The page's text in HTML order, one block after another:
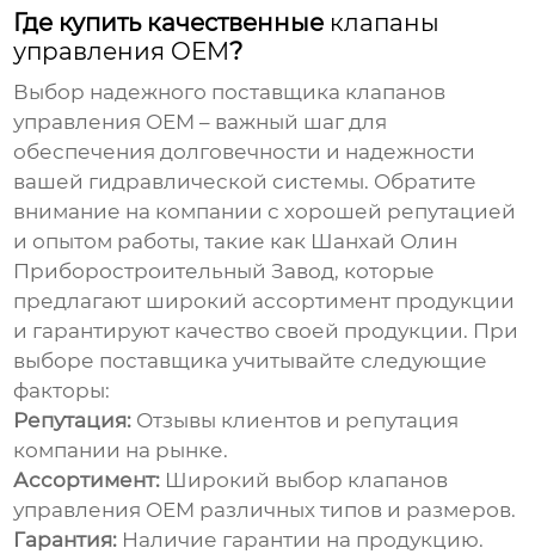
Где купить качественные клапаны
управления OEM?
Выбор надежного поставщика клапанов
управления OEM – важный шаг для
обеспечения долговечности и надежности
вашей гидравлической системы. Обратите
внимание на компании с хорошей репутацией
и опытом работы, такие как Шанхай Олин
Приборостроительный Завод, которые
предлагают широкий ассортимент продукции
и гарантируют качество своей продукции. При
выборе поставщика учитывайте следующие
факторы:
Репутация: Отзывы клиентов и репутация
компании на рынке.
Ассортимент: Широкий выбор клапанов
управления OEM различных типов и размеров.
Гарантия: Наличие гарантии на продукцию.